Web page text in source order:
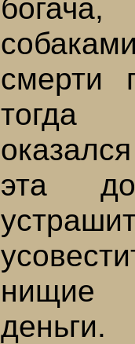
смерти
тогда
эта
нищие
деньги.